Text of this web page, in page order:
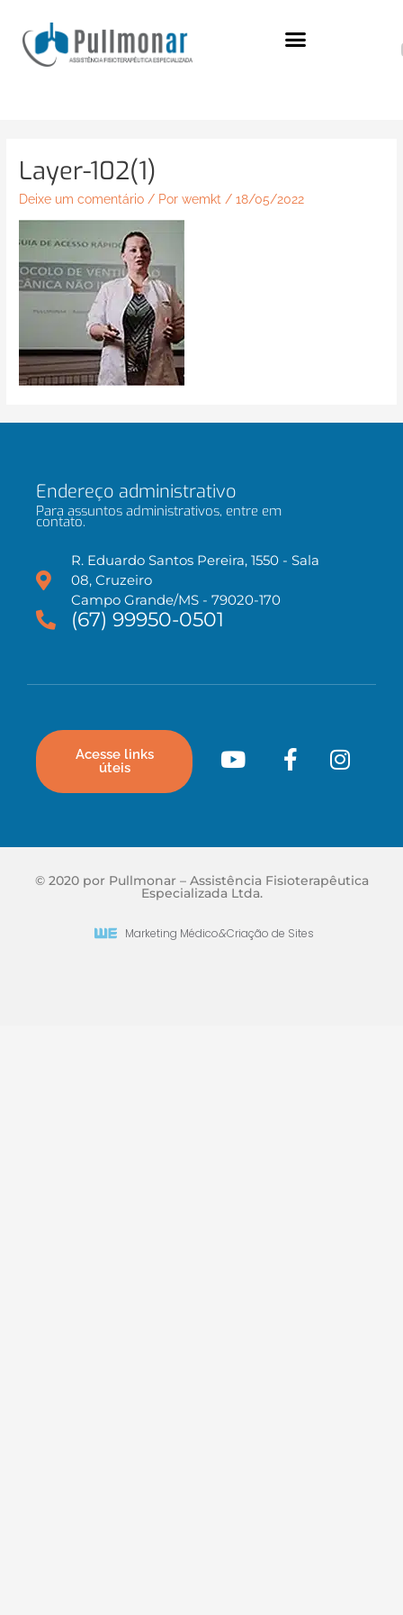
para
conteúdo
Layer-102(1)
Deixe um comentário / Porwemkt /18/05/2022
Endereço administrativo
Para assuntos administrativos, entre em
contato.
R. Eduardo Santos Pereira, 1550 - Sala
08, Cruzeiro
Campo Grande/MS - 79020-170
(67) 99950-0501
Acesse links
úteis
© 2020 por Pullmonar – Assistência Fisioterapêutica
Especializada Ltda.
Marketing Médico&Criação de Sites